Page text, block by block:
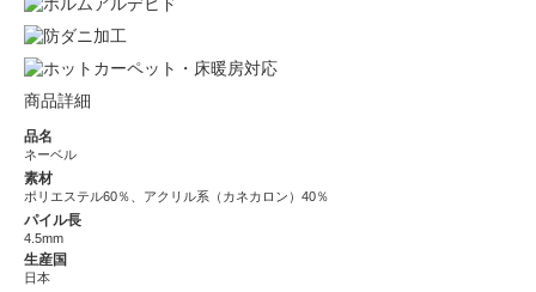
商品詳細
品名
ネーベル
素材
ポリエステル60％、アクリル系（カネカロン）40％
パイル長
4.5mm
生産国
日本